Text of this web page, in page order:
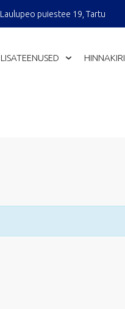
Laulupeo puiestee 19, Tartu
LISATEENUSED HINNAKIRI